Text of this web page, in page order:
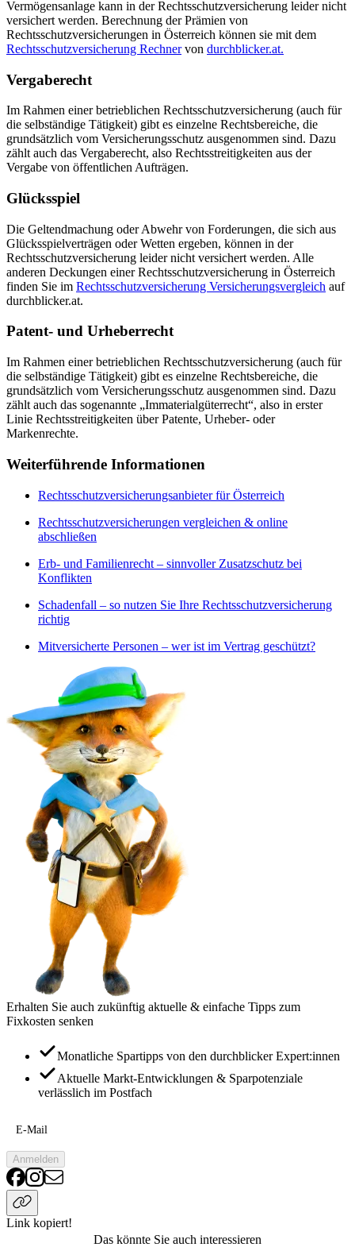
Vermögensanlage kann in der Rechtsschutzversicherung leider nicht
versichert werden. Berechnung der Prämien von
Rechtsschutzversicherungen in Österreich können sie mit dem
Rechtsschutzversicherung Rechnervon durchblicker.at.
Vergaberecht
Im Rahmen einer betrieblichen Rechtsschutzversicherung (auch für
die selbständige Tätigkeit) gibt es einzelne Rechtsbereiche, die
grundsätzlich vom Versicherungsschutz ausgenommen sind. Dazu
zählt auch das Vergaberecht, also Rechtsstreitigkeiten aus der
Vergabe von öffentlichen Aufträgen.
Glücksspiel
Die Geltendmachung oder Abwehr von Forderungen, die sich aus
Glücksspielverträgen oder Wetten ergeben, können in der
Rechtsschutzversicherung leider nicht versichert werden. Alle
anderen Deckungen einer Rechtsschutzversicherung in Österreich
finden Sie im Rechtsschutzversicherung Versicherungsvergleich auf
durchblicker.at.
Patent- und Urheberrecht
Im Rahmen einer betrieblichen Rechtsschutzversicherung (auch für
die selbständige Tätigkeit) gibt es einzelne Rechtsbereiche, die
grundsätzlich vom Versicherungsschutz ausgenommen sind. Dazu
zählt auch das sogenannte „Immaterialgüterrecht“, also in erster
Linie Rechtsstreitigkeiten über Patente, Urheber- oder
Markenrechte.
Weiterführende Informationen
Rechtsschutzversicherungsanbieter für Österreich
Rechtsschutzversicherungen vergleichen & online
abschließen
Erb- und Familienrecht – sinnvoller Zusatzschutz bei
Konflikten
Schadenfall – so nutzen Sie Ihre Rechtsschutzversicherung
richtig
Mitversicherte Personen – wer ist im Vertrag geschützt?
Erhalten Sie auch zukünftig aktuelle & einfache Tipps zum
Fixkosten senken
Monatliche Spartipps von den durchblicker Expert:innen
Aktuelle Markt-Entwicklungen & Sparpotenziale
verlässlich im Postfach
E-Mail
Anmelden
Link kopiert!
Das könnte Sie auch interessieren